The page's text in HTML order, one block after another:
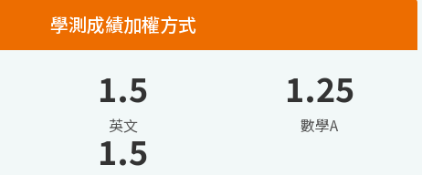
學測成績加權方式
1.5
英文
1.25
數學A
1.5